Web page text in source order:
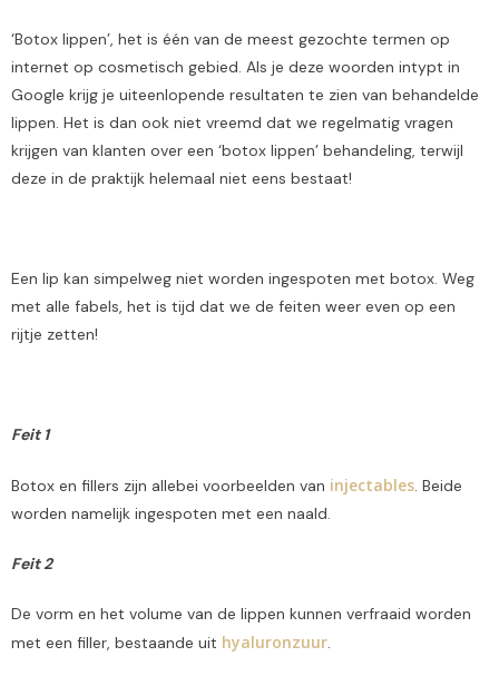
‘Botox lippen’, het is één van de meest gezochte termen op
internet op cosmetisch gebied. Als je deze woorden intypt in
Google krijg je uiteenlopende resultaten te zien van behandelde
lippen. Het is dan ook niet vreemd dat we regelmatig vragen
krijgen van klanten over een ‘botox lippen’ behandeling, terwijl
deze in de praktijk helemaal niet eens bestaat!
Een lip kan simpelweg niet worden ingespoten met botox. Weg
met alle fabels, het is tijd dat we de feiten weer even op een
rijtje zetten!
Feit 1
Botox en fillers zijn allebei voorbeelden van injectables . Beide
worden namelijk ingespoten met een naald.
Feit 2
De vorm en het volume van de lippen kunnen verfraaid worden
met een filler, bestaande uit hyaluronzuur